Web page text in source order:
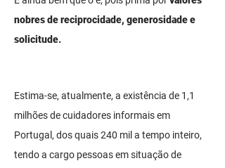
nobres de reciprocidade, generosidade e
solicitude.
Estima-se, atualmente, a existência de 1,1
milhões de cuidadores informais em
Portugal, dos quais 240 mil a tempo inteiro,
tendo a cargo pessoas em situação de